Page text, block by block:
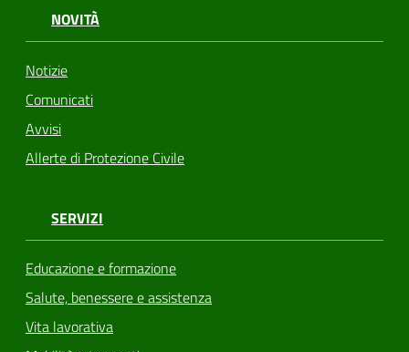
NOVITÀ
Notizie
Comunicati
Avvisi
Allerte di Protezione Civile
SERVIZI
Educazione e formazione
Salute, benessere e assistenza
Vita lavorativa